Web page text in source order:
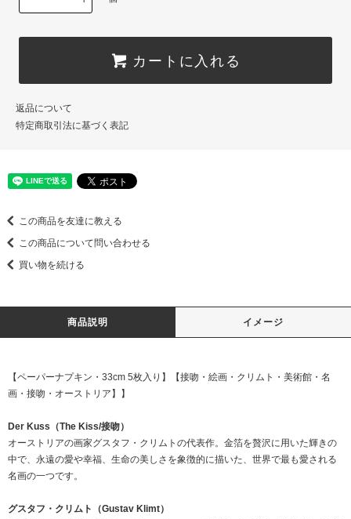
カートに入れる
返品について
特定商取引法に基づく表記
この商品を友達に教える
この商品について問い合わせる
買い物を続ける
商品説明 イメージ
【ペーパーナプキン・33cm 5枚入り】【接吻・絵画・クリムト・美術館・名
画・接吻・オーストリア】】
Der Kuss（The Kiss/接吻）
オーストリアの画家グスタフ・クリムトの代表作。金箔を贅沢に用いた輝きの
中で、永遠の愛や幸福、生命の美しさを象徴的に描いた、世界で最も愛される
名画の一つです。
グスタフ・クリムト（Gustav Klimt）